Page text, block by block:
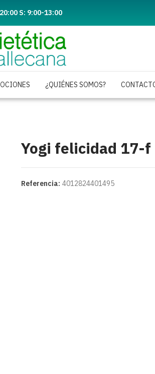
S: 9:00-13:00
¿QUIÉNES SOMOS?
Yogi felicidad 17-f
Referencia: 4012824401495